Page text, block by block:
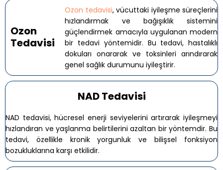
Ozon
Tedavisi
Ozon tedavisi, vücuttaki iyileşme süreçlerini
hızlandırmak ve bağışıklık sistemini
güçlendirmek amacıyla uygulanan modern
bir tedavi yöntemidir. Bu tedavi, hastalıklı
dokuları onararak ve toksinleri arındırarak
genel sağlık durumunu iyileştirir.
NAD Tedavisi
NAD tedavisi, hücresel enerji seviyelerini artırarak iyileşmeyi
hızlandıran ve yaşlanma belirtilerini azaltan bir yöntemdir. Bu
tedavi, özellikle kronik yorgunluk ve bilişsel fonksiyon
bozukluklarına karşı etkilidir.